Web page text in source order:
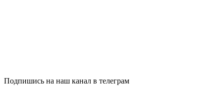
Подпишись на наш канал в телеграм